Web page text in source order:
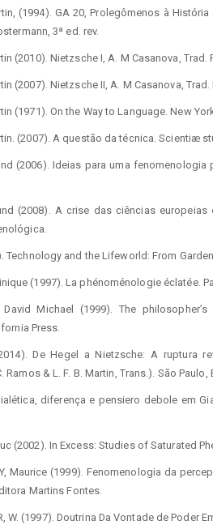
(1994). GA 20, Prolegômenos à
3ª ed. rev.
(2010). Nietzsche I, A. M Casanova, Trad.
(2007). Nietzsche II, A. M Casanova,
(1971). On the Way to Language. New
(2007). A questão da técnica. Scientiæ
(2006). Ideias para uma
(2008). A crise das ciências
Technology and the Lifeworld: From
(1997). La phénoménologie éclatée.
David Michael (1999). The
Press.
De Hegel a Nietzsche: A ruptura
Ramos & L. F. B. Martin, Trans.). São Paulo,
diferença e pensiero debole em
(2002). In Excess: Studies of Saturated
Maurice (1999). Fenomenologia da
Martins Fontes.
W. (1997). Doutrina Da Vontade de Poder